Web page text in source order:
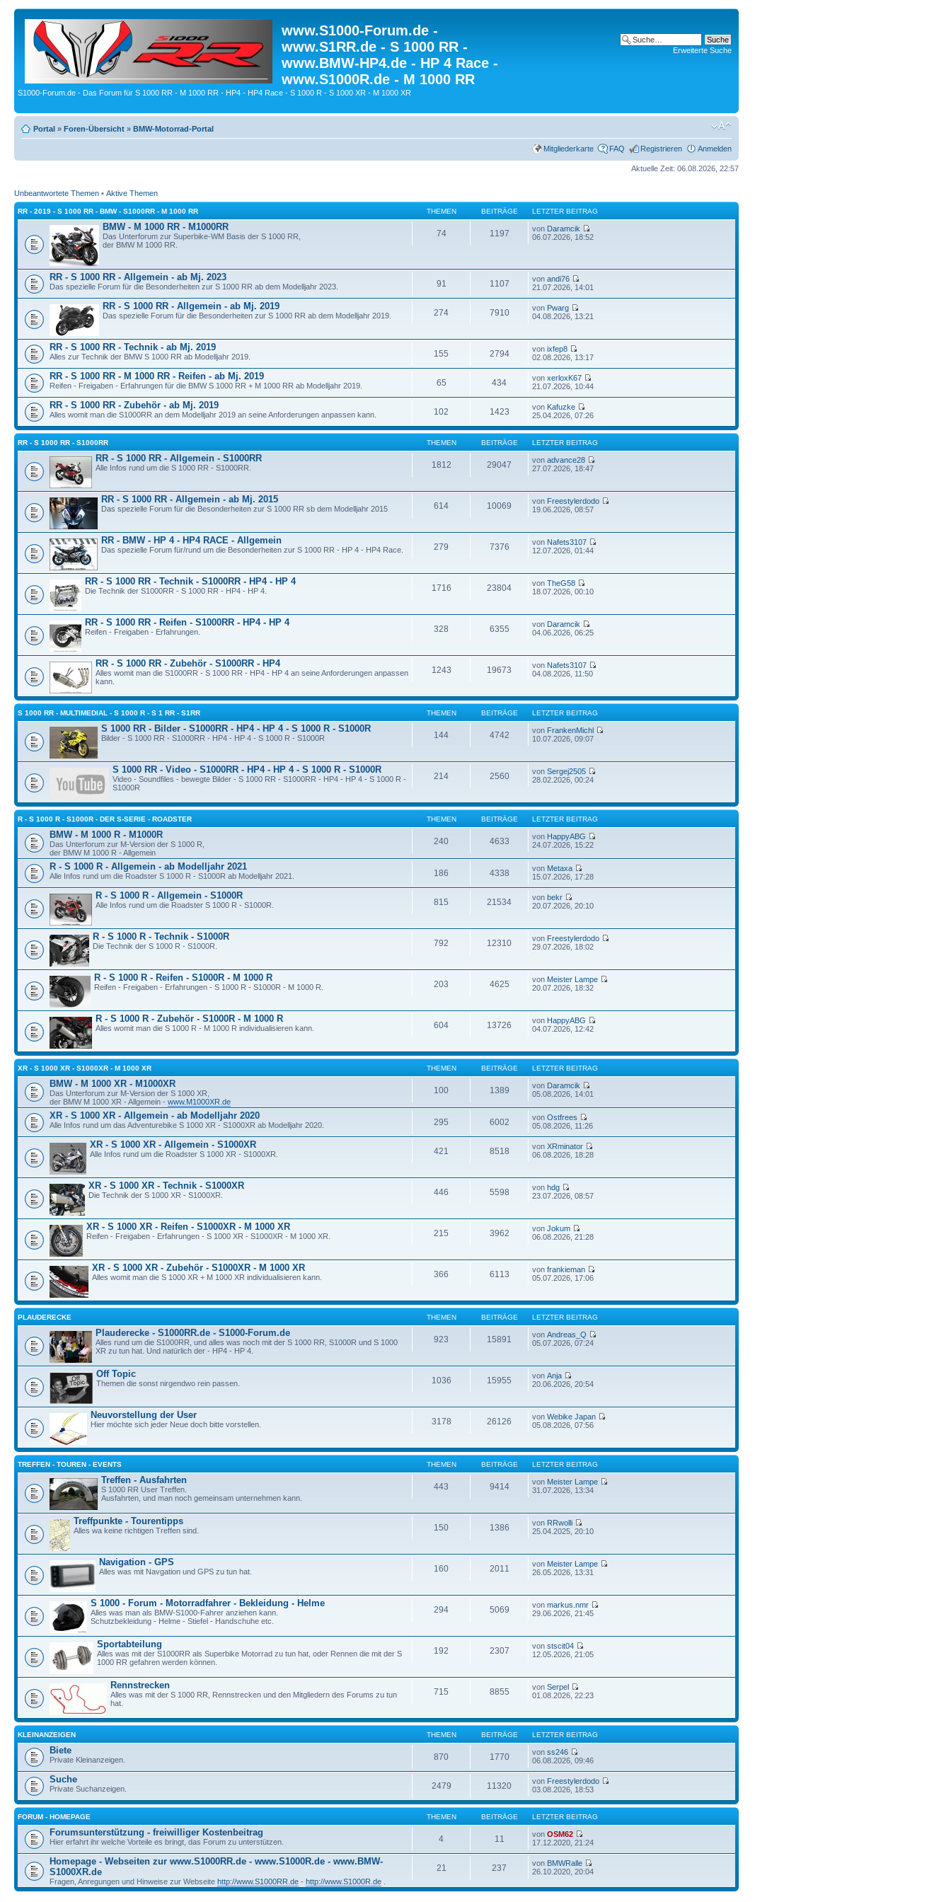
www.S1000-Forum.de -
www.S1RR.de - S 1000 RR -
www.BMW-HP4.de - HP 4 Race -
www.S1000R.de - M 1000 RR
S1000-Forum.de - Das Forum für S 1000 RR - M 1000 RR - HP4 - HP4 Race - S 1000 R - S 1000 XR - M 1000 XR
Erweiterte Suche
Portal » Foren-Übersicht » BMW-Motorrad-Portal
Mitgliederkarte FAQ Registrieren Anmelden
Aktuelle Zeit: 06.08.2026, 22:57
Unbeantwortete Themen • Aktive Themen
RR - 2019 - S 1000 RR - BMW - S1000RR - M 1000 RR THEMEN BEITRÄGE LETZTER BEITRAG
BMW - M 1000 RR - M1000RR
Das Unterforum zur Superbike-WM Basis der S 1000 RR,
der BMW M 1000 RR.
74 1197 von Daramcik
06.07.2026, 18:52
RR - S 1000 RR - Allgemein - ab Mj. 2023
Das spezielle Forum für die Besonderheiten zur S 1000 RR ab dem Modelljahr 2023. 91 1107 vonandi76
21.07.2026, 14:01
RR - S 1000 RR - Allgemein - ab Mj. 2019
Das spezielle Forum für die Besonderheiten zur S 1000 RR ab dem Modelljahr 2019. 274 7910 von Pwarg
04.08.2026, 13:21
RR - S 1000 RR - Technik - ab Mj. 2019
Alles zur Technik der BMW S 1000 RR ab Modelljahr 2019. 155 2794 vonixfep8
02.08.2026, 13:17
RR - S 1000 RR - M 1000 RR - Reifen - ab Mj. 2019
Reifen - Freigaben - Erfahrungen für die BMW S 1000 RR + M 1000 RR ab Modelljahr 2019. 65 434 vonxerloxK67
21.07.2026, 10:44
RR - S 1000 RR - Zubehör - ab Mj. 2019
Alles womit man die S1000RR an dem Modelljahr 2019 an seine Anforderungen anpassen kann. 102 1423 von Kafuzke
25.04.2026, 07:26
RR - S 1000 RR - S1000RR THEMEN BEITRÄGE LETZTER BEITRAG
RR - S 1000 RR - Allgemein - S1000RR
Alle Infos rund um die S 1000 RR - S1000RR. 1812 29047 vonadvance28
27.07.2026, 18:47
RR - S 1000 RR - Allgemein - ab Mj. 2015
Das spezielle Forum für die Besonderheiten zur S 1000 RR sb dem Modelljahr 2015 614 10069 von Freestylerdodo
19.06.2026, 08:57
RR - BMW - HP 4 - HP4 RACE - Allgemein
Das spezielle Forum für/rund um die Besonderheiten zur S 1000 RR - HP 4 - HP4 Race. 279 7376 von Nafets3107
12.07.2026, 01:44
RR - S 1000 RR - Technik - S1000RR - HP4 - HP 4
Die Technik der S1000RR - S 1000 RR - HP4 - HP 4. 1716 23804 vonTheG58
18.07.2026, 00:10
RR - S 1000 RR - Reifen - S1000RR - HP4 - HP 4
Reifen - Freigaben - Erfahrungen. 328 6355 von Daramcik
04.06.2026, 06:25
RR - S 1000 RR - Zubehör - S1000RR - HP4
Alles womit man die S1000RR - S 1000 RR - HP4 - HP 4 an seine Anforderungen anpassen
kann.
1243 19673 von Nafets3107
04.08.2026, 11:50
S 1000 RR - MULTIMEDIAL - S 1000 R - S 1 RR - S1RR THEMEN BEITRÄGE LETZTER BEITRAG
S 1000 RR - Bilder - S1000RR - HP4 - HP 4 - S 1000 R - S1000R
Bilder - S 1000 RR - S1000RR - HP4 - HP 4 - S 1000 R - S1000R 144 4742 von FrankenMichl
10.07.2026, 09:07
S 1000 RR - Video - S1000RR - HP4 - HP 4 - S 1000 R - S1000R
Video - Soundfiles - bewegte Bilder - S 1000 RR - S1000RR - HP4 - HP 4 - S 1000 R -
S1000R
214 2560 vonSergej2505
28.02.2026, 00:24
R - S 1000 R - S1000R - DER S-SERIE - ROADSTER THEMEN BEITRÄGE LETZTER BEITRAG
BMW - M 1000 R - M1000R
Das Unterforum zur M-Version der S 1000 R,
der BMW M 1000 R - Allgemein
240 4633 von HappyABG
24.07.2026, 15:22
R - S 1000 R - Allgemein - ab Modelljahr 2021
Alle Infos rund um die Roadster S 1000 R - S1000R ab Modelljahr 2021. 186 4338 von Metaxa
15.07.2026, 17:28
R - S 1000 R - Allgemein - S1000R
Alle Infos rund um die Roadster S 1000 R - S1000R. 815 21534 vonbekr
20.07.2026, 20:10
R - S 1000 R - Technik - S1000R
Die Technik der S 1000 R - S1000R. 792 12310 von Freestylerdodo
29.07.2026, 18:02
R - S 1000 R - Reifen - S1000R - M 1000 R
Reifen - Freigaben - Erfahrungen - S 1000 R - S1000R - M 1000 R. 203 4625 von Meister Lampe
20.07.2026, 18:32
R - S 1000 R - Zubehör - S1000R - M 1000 R
Alles womit man die S 1000 R - M 1000 R individualisieren kann. 604 13726 von HappyABG
04.07.2026, 12:42
XR - S 1000 XR - S1000XR - M 1000 XR THEMEN BEITRÄGE LETZTER BEITRAG
BMW - M 1000 XR - M1000XR
Das Unterforum zur M-Version der S 1000 XR,
der BMW M 1000 XR - Allgemein - www.M1000XR.de
100 1389 von Daramcik
05.08.2026, 14:01
XR - S 1000 XR - Allgemein - ab Modelljahr 2020
Alle Infos rund um das Adventurebike S 1000 XR - S1000XR ab Modelljahr 2020. 295 6002 vonOstfrees
05.08.2026, 11:26
XR - S 1000 XR - Allgemein - S1000XR
Alle Infos rund um die Roadster S 1000 XR - S1000XR. 421 8518 vonXRminator
06.08.2026, 18:28
XR - S 1000 XR - Technik - S1000XR
Die Technik der S 1000 XR - S1000XR. 446 5598 vonhdg
23.07.2026, 08:57
XR - S 1000 XR - Reifen - S1000XR - M 1000 XR
Reifen - Freigaben - Erfahrungen - S 1000 XR - S1000XR - M 1000 XR. 215 3962 vonJokum
06.08.2026, 21:28
XR - S 1000 XR - Zubehör - S1000XR - M 1000 XR
Alles womit man die S 1000 XR + M 1000 XR individualisieren kann. 366 6113 vonfrankieman
05.07.2026, 17:06
PLAUDERECKE THEMEN BEITRÄGE LETZTER BEITRAG
Plauderecke - S1000RR.de - S1000-Forum.de
Alles rund um die S1000RR, und alles was noch mit der S 1000 RR, S1000R und S 1000
XR zu tun hat. Und natürlich der - HP4 - HP 4.
923 15891 vonAndreas_Q
05.07.2026, 07:24
Off Topic
Themen die sonst nirgendwo rein passen. 1036 15955 vonAnja
20.06.2026, 20:54
Neuvorstellung der User
Hier möchte sich jeder Neue doch bitte vorstellen. 3178 26126 vonWebike Japan
05.08.2026, 07:56
TREFFEN - TOUREN - EVENTS THEMEN BEITRÄGE LETZTER BEITRAG
Treffen - Ausfahrten
S 1000 RR User Treffen.
Ausfahrten, und man noch gemeinsam unternehmen kann.
443 9414 von Meister Lampe
31.07.2026, 13:34
Treffpunkte - Tourentipps
Alles wa keine richtigen Treffen sind. 150 1386 von RRwolli
25.04.2025, 20:10
Navigation - GPS
Alles was mit Navgation und GPS zu tun hat. 160 2011 von Meister Lampe
26.05.2026, 13:31
S 1000 - Forum - Motorradfahrer - Bekleidung - Helme
Alles was man als BMW-S1000-Fahrer anziehen kann.
Schutzbekleidung - Helme - Stiefel - Handschuhe etc.
294 5069 vonmarkus.nmr
29.06.2026, 21:45
Sportabteilung
Alles was mit der S1000RR als Superbike Motorrad zu tun hat, oder Rennen die mit der S
1000 RR gefahren werden können.
192 2307 vonstscit04
12.05.2026, 21:05
Rennstrecken
Alles was mit der S 1000 RR, Rennstrecken und den Mitgliedern des Forums zu tun
hat.
715 8855 vonSerpel
01.08.2026, 22:23
KLEINANZEIGEN THEMEN BEITRÄGE LETZTER BEITRAG
Biete
Private Kleinanzeigen. 870 1770 vonss246
06.08.2026, 09:46
Suche
Private Suchanzeigen. 2479 11320 von Freestylerdodo
03.08.2026, 18:53
FORUM - HOMEPAGE THEMEN BEITRÄGE LETZTER BEITRAG
Forumsunterstützung - freiwilliger Kostenbeitrag
Hier erfahrt ihr welche Vorteile es bringt, das Forum zu unterstützen. 4 11 vonOSM62
17.12.2020, 21:24
Homepage - Webseiten zur www.S1000RR.de - www.S1000R.de - www.BMW-
S1000XR.de
Fragen, Anregungen und Hinweise zur Webseite http://www.S1000RR.de - http://www.S1000R.de
21 237 von BMWRalle
26.10.2020, 20:04